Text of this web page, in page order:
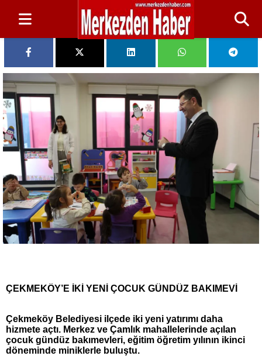
ÇEKMEKÖY’E İKİ YENİ ÇOCUK GÜNDÜZ BAKIMEVİ
Çekmeköy Belediyesi ilçede iki yeni yatırımı daha
hizmete açtı. Merkez ve Çamlık mahallelerinde açılan
çocuk gündüz bakımevleri, eğitim öğretim yılının ikinci
döneminde miniklerle buluştu.